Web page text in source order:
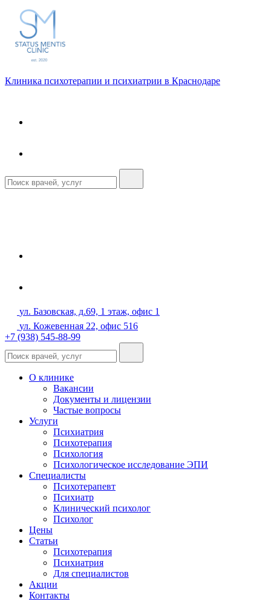
Клиника психотерапии и психиатрии в Краснодаре
ул. Базовская, д.69, 1 этаж, офис 1
ул. Кожевенная 22, офис 516
+7 (938) 545-88-99
О клинике
Вакансии
Документы и лицензии
Частые вопросы
Услуги
Психиатрия
Психотерапия
Психология
Психологическое исследование ЭПИ
Специалисты
Психотерапевт
Психиатр
Клинический психолог
Психолог
Цены
Статьи
Психотерапия
Психиатрия
Для специалистов
Акции
Контакты